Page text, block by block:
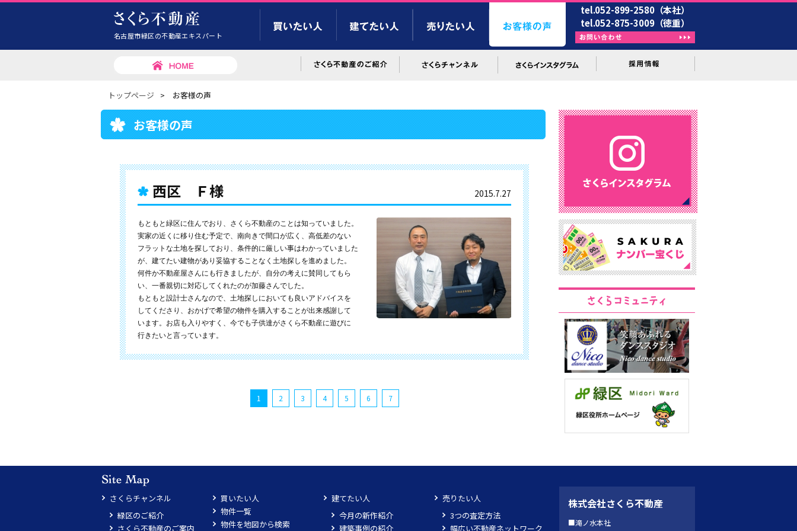
名古屋市緑区の不動産エキスパート
tel.052-899-2580（本社）
tel.052-875-3009（徳重）
トップページ > お客様の声
お客様の声
2015.7.27
西区 Ｆ様
もともと緑区に住んでおり、さくら不動産のことは知っていました。
実家の近くに移り住む予定で、南向きで間口が広く、高低差のない
フラットな土地を探しており、条件的に厳しい事はわかっていました
が、建てたい建物があり妥協することなく土地探しを進めました。
何件か不動産屋さんにも行きましたが、自分の考えに賛同してもら
い、一番親切に対応してくれたのが加藤さんでした。
もともと設計士さんなので、土地探しにおいても良いアドバイスを
してくださり、おかげで希望の物件を購入することが出来感謝して
います。お店も入りやすく、今でも子供達がさくら不動産に遊びに
行きたいと言っています。
1 2 3 4 5 6 7
さくらチャンネル
緑区のご紹介
さくら不動産のご案内
買いたい人
物件一覧
物件を地図から検索
建てたい人
今月の新作紹介
建築事例の紹介
売りたい人
3つの査定方法
幅広い不動産ネットワーク
株式会社さくら不動産
■滝ノ水本社